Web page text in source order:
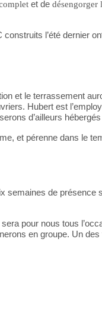
et de désengorger
l’été dernier
et le terrassement
Hubert est
d’ailleurs
et pérenne dans le
semaines de présence
pour nous tous
en groupe. Un des